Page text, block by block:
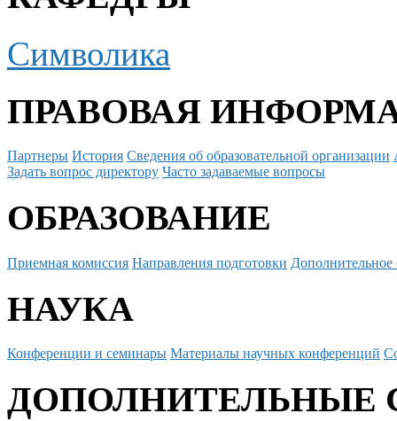
Символика
ПРАВОВАЯ
Партнеры История Сведения об образовательной организации
Задать вопрос директору Часто задаваемые вопросы
ОБРАЗОВАНИЕ
Приемная комиссия Направления подготовки Дополнительное
НАУКА
Конференции и семинары Материалы научных конференций
ДОПОЛНИТЕЛЬНЫЕ